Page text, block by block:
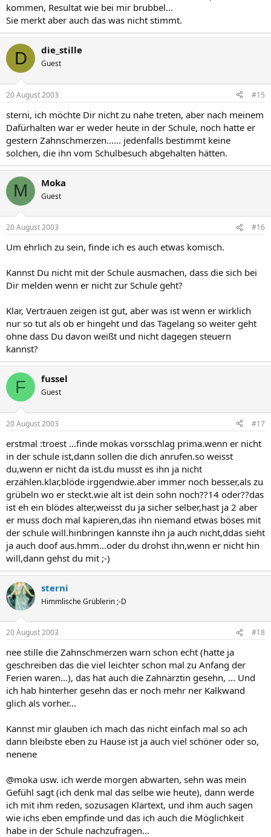
kommen, Resultat wie bei mir brubbel...
Sie merkt aber auch das was nicht stimmt.
D die_stille
Guest
20 August 2003 #15
sterni, ich möchte Dir nicht zu nahe treten, aber nach meinem
Dafürhalten war er weder heute in der Schule, noch hatte er
gestern Zahnschmerzen...... jedenfalls bestimmt keine
solchen, die ihn vom Schulbesuch abgehalten hätten.
M Moka
Guest
20 August 2003 #16
Um ehrlich zu sein, finde ich es auch etwas komisch.
Kannst Du nicht mit der Schule ausmachen, dass die sich bei
Dir melden wenn er nicht zur Schule geht?
Klar, Vertrauen zeigen ist gut, aber was ist wenn er wirklich
nur so tut als ob er hingeht und das Tagelang so weiter geht
ohne dass Du davon weißt und nicht dagegen steuern
kannst?
F fussel
Guest
20 August 2003 #17
erstmal :troest ...finde mokas vorsschlag prima.wenn er nicht
in der schule ist,dann sollen die dich anrufen.so weisst
du,wenn er nicht da ist.du musst es ihn ja nicht
erzählen.klar,blöde irggendwie.aber immer noch besser,als zu
grübeln wo er steckt.wie alt ist dein sohn noch??14 oder??das
ist eh ein blödes alter,weisst du ja sicher selber,hast ja 2 aber
er muss doch mal kapieren,das ihn niemand etwas böses mit
der schule will.hinbringen kannste ihn ja auch nicht,ddas sieht
ja auch doof aus.hmm...oder du drohst ihn,wenn er nicht hin
will,dann gehst du mit ;-)
sterni
Himmlische Grüblerin ;-D
20 August 2003 #18
nee stille die Zahnschmerzen warn schon echt (hatte ja
geschreiben das die viel leichter schon mal zu Anfang der
Ferien waren...), das hat auch die Zahnärztin gesehn, ... Und
ich hab hinterher gesehn das er noch mehr ner Kalkwand
glich als vorher...
Kannst mir glauben ich mach das nicht einfach mal so ach
dann bleibste eben zu Hause ist ja auch viel schöner oder so,
nenene
@moka usw. ich werde morgen abwarten, sehn was mein
Gefühl sagt (ich denk mal das selbe wie heute), dann werde
ich mit ihm reden, sozusagen Klartext, und ihm auch sagen
wie ichs eben empfinde und das ich auch die Möglichkeit
habe in der Schule nachzufragen...